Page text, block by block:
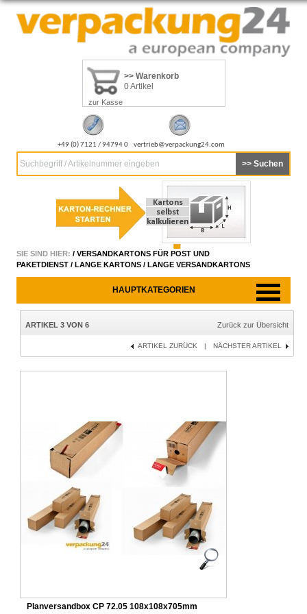
>> Warenkorb
0 Artikel
zur Kasse
+49 (0) 7121 / 94794 0 vertrieb@verpackung24.com
Suchbegriff / Artikelnummer eingeben
SIE SIND HIER: / VERSANDKARTONS FÜR POST UND
PAKETDIENST / LANGE KARTONS / LANGE VERSANDKARTONS
HAUPTKATEGORIEN
ARTIKEL 3 VON 6 Zurück zur Übersicht
ARTIKEL ZURÜCK | NÄCHSTER ARTIKEL
Planversandbox CP 72.05 108x108x705mm